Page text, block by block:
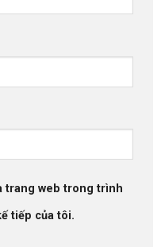
trang web trong trình
tiếp của tôi.